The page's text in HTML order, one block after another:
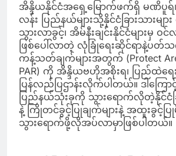
အိန္ဒိယနိုင်ငံအရှေ့မြောက်ဖက်ရှိ မဏိပူရ်၊
လန်း ပြည်နယ်များသို့နိုင်ငံခြားသားမျာ
သွားလာခွင့်၊ အိမ်နီးချင်းနိုင်ငံများမှ ဝင်
ဖြစ်ပေါ်လာတဲ့ လုံခြုံရေးဆိုင်ရာနဲ့ပတ်သ
ကန့်သတ်ချက်များအတွက် (Protect
PAR) ကို အိန္ဒိယဗဟိုအစိုးရ၊ ပြည်ထဲရေ
ပြန်လည်ပြဌာန်းလိုက်ပါတယ်။ ဒါကြော
ပြည်နယ်သုံးခုကို သွားရောက်လိုတဲ့နိုင်ငံခြ
နဲ့ ကြိုတင်ခွင့်ပြုချက်များနဲ့ အထူးခွင့်ပြုမိ
သွားရောက်ဖို့လိုအပ်လာမှာဖြစ်ပါတယ်။